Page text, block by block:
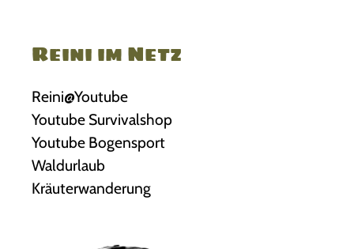
Reini im Netz
Reini@Youtube
Youtube Survivalshop
Youtube Bogensport
Waldurlaub
Kräuterwanderung